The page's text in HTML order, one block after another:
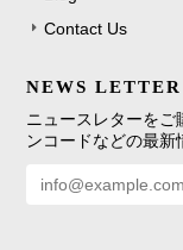
Contact Us
NEWS LETTER
ニュースレターをご
ンコードなどの最新